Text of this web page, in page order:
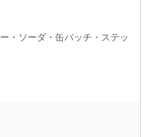
・ソーダ・缶バッチ・ステッ